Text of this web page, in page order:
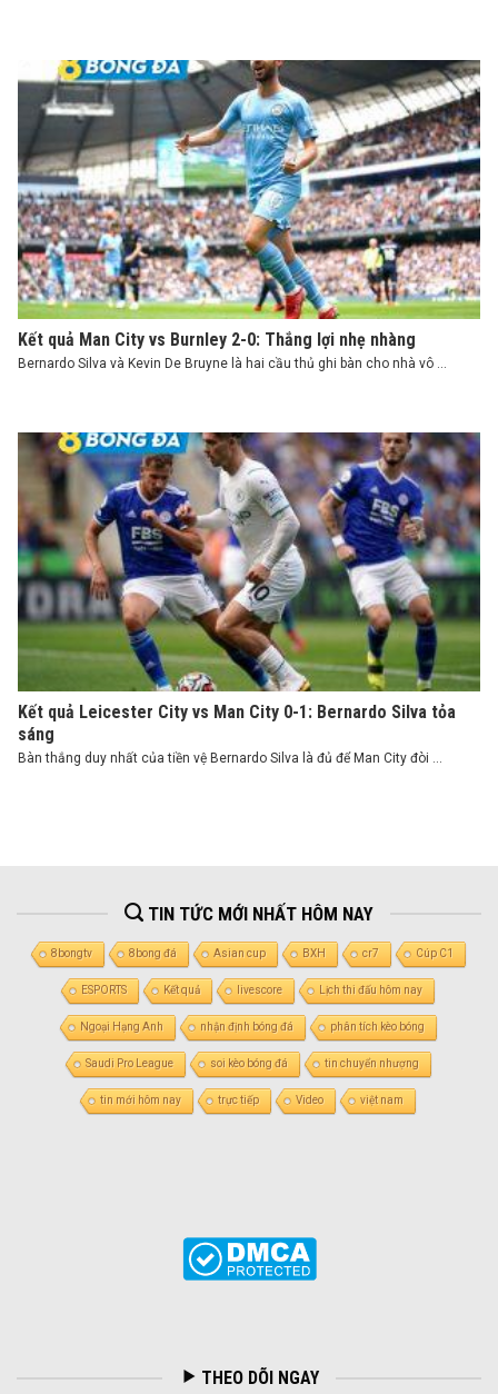
Kết quả Man City vs Burnley 2-0: Thắng lợi nhẹ nhàng
Bernardo Silva và Kevin De Bruyne là hai cầu thủ ghi bàn cho nhà vô ...
Kết quả Leicester City vs Man City 0-1: Bernardo Silva tỏa
sáng
Bàn thắng duy nhất của tiền vệ Bernardo Silva là đủ để Man City đòi ...
TIN TỨC MỚI NHẤT HÔM NAY
8bongtv 8bong đá Asian cup BXH cr7 Cúp C1
ESPORTS Kết quả livescore Lịch thi đấu hôm nay
Ngoại Hạng Anh nhận định bóng đá phân tích kèo bóng
Saudi Pro League soi kèo bóng đá tin chuyển nhượng
tin mới hôm nay trực tiếp Video việt nam
THEO DÕI NGAY